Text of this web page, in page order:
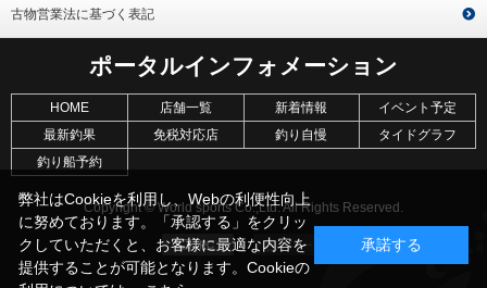
古物営業法に基づく表記
ポータルインフォメーション
HOME 店舗一覧 新着情報
イベント予定
最新釣果
免税対応店 釣り自慢
タイドグラフ
釣り船予約
Copyright © World sports Co.,Ltd. All Rights Reserved.
弊社はCookieを利用し、Webの利便性向上
に努めております。「承認する」をクリッ
クしていただくと、お客様に最適な内容を
提供することが可能となります。Cookieの
承諾する